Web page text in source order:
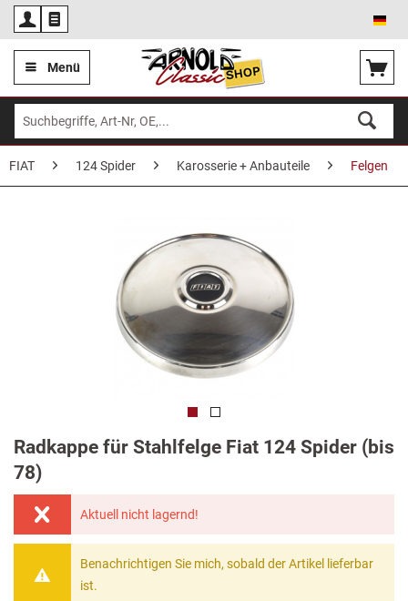
Menü
FIAT 124 Spider Karosserie + Anbauteile Felgen
Radkappe für Stahlfelge Fiat 124 Spider (bis
78)
Aktuell nicht lagernd!
Benachrichtigen Sie mich, sobald der Artikel lieferbar
ist.